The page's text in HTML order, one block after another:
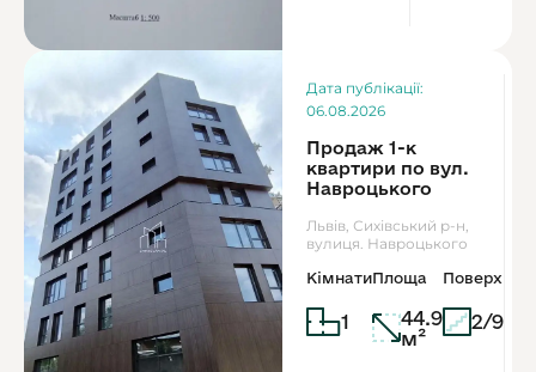
Дата публікації:
06.08.2026
Продаж 1-к
квартири по вул.
Навроцького
Львів, Сихівський р-н,
вулиця. Навроцького
Кімнати
1
Площа
44.9
м²
Поверх
2/9